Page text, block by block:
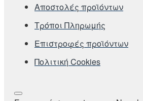
Αποστολές προϊόντων
Τρόποι Πληρωμής
Επιστροφές προϊόντων
Πολιτική Cookies